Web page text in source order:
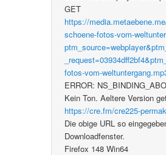
GET
https://
schoene-fotos-vom-
fotos-vom-
ERROR:
Kein Ton. Aeltere Version
https://cre.fm/cre225-
Die obige URL so
Downloadfenster.
Firefox 148 Win64